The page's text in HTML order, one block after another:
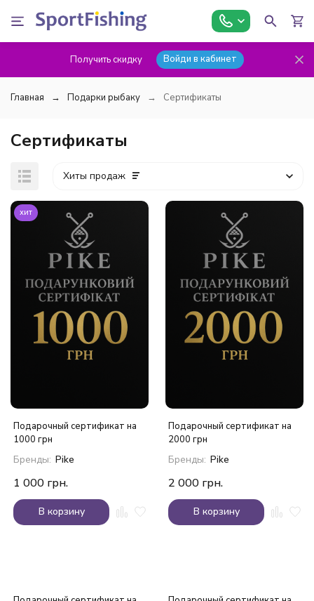
Получить скидку Войди в кабинет
Главная Подарки рыбаку Сертификаты
Сертификаты
Хиты продаж
покупателей
хит
Подарочный сертификат на
1000 грн
Бренды: Pike
1 000 грн.
В корзину
Подарочный сертификат на
2000 грн
Бренды: Pike
2 000 грн.
В корзину